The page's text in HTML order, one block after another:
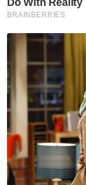
dengan
*Raiham
Harian
Muat turun
Kewangan